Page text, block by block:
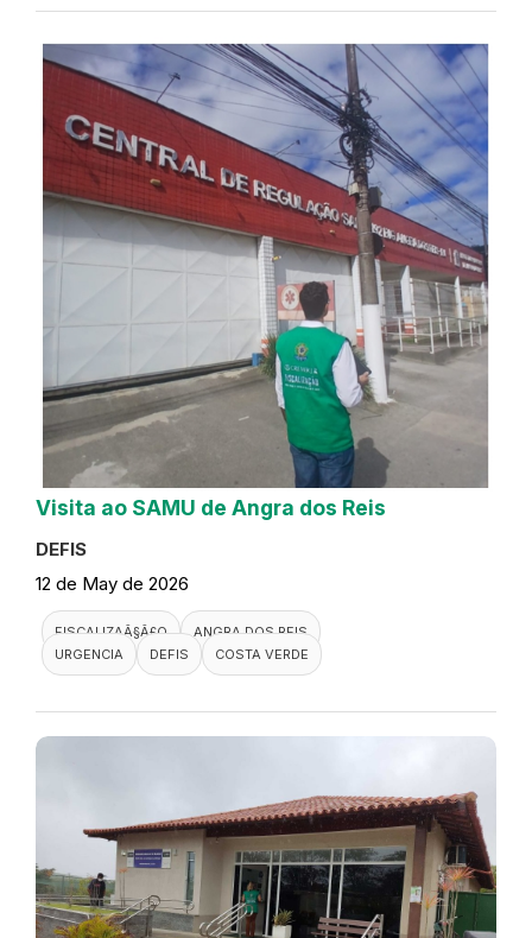
Visita ao SAMU de Angra dos Reis
DEFIS
12 de May de 2026
FISCALIZAÃ§Ã£O
ANGRA DOS REIS
URGENCIA
DEFIS COSTA VERDE